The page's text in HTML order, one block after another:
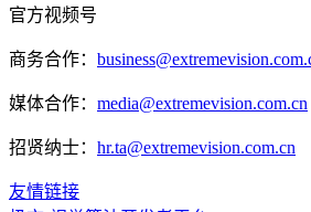
官方视频号
商务合作：
媒体合作： media@extremevision.com.cn
招贤纳士： hr.ta@extremevision.com.cn
友情链接